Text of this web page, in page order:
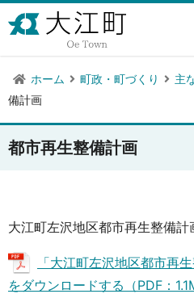
ホーム 町政・町づくり 主
備計画
都市再生整備計画
大江町左沢地区都市再生整備計
「大江町左沢地区都市再
をダウンロードする（PDF：